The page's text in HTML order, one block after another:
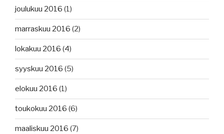
joulukuu 2016 (1)
marraskuu 2016 (2)
lokakuu 2016 (4)
syyskuu 2016 (5)
elokuu 2016 (1)
toukokuu 2016 (6)
maaliskuu 2016 (7)